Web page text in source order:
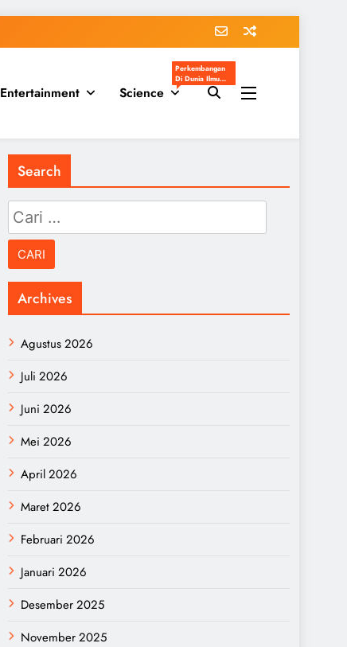
Entertainment Science
Perkembangan
Di Dunia Ilmu
Pengetahuan
Populer
Search
Cari
untuk:
Archives
Agustus 2026
Juli 2026
Juni 2026
Mei 2026
April 2026
Maret 2026
Februari 2026
Januari 2026
Desember 2025
November 2025